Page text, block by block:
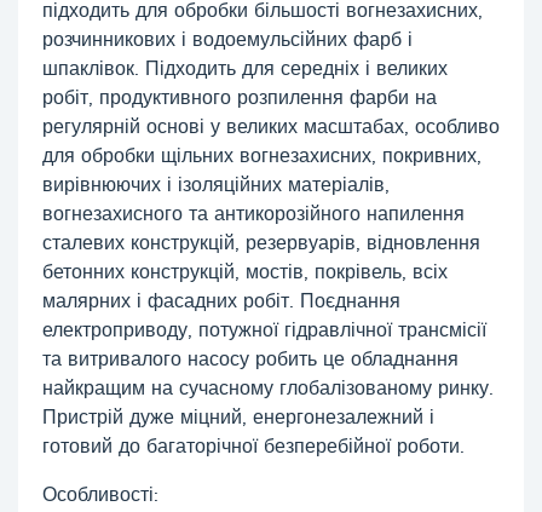
підходить для обробки більшості вогнезахисних,
розчинникових і водоемульсійних фарб і
шпаклівок. Підходить для середніх і великих
робіт, продуктивного розпилення фарби на
регулярній основі у великих масштабах, особливо
для обробки щільних вогнезахисних, покривних,
вирівнюючих і ізоляційних матеріалів,
вогнезахисного та антикорозійного напилення
сталевих конструкцій, резервуарів, відновлення
бетонних конструкцій, мостів, покрівель, всіх
малярних і фасадних робіт. Поєднання
електроприводу, потужної гідравлічної трансмісії
та витривалого насосу робить це обладнання
найкращим на сучасному глобалізованому ринку.
Пристрій дуже міцний, енергонезалежний і
готовий до багаторічної безперебійної роботи.
Особливості: